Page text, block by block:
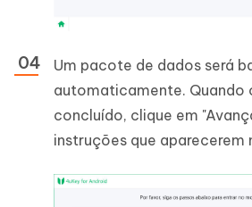
Um pacote de dados será
automaticamente. Quando
concluído, clique em
instruções que aparecerem